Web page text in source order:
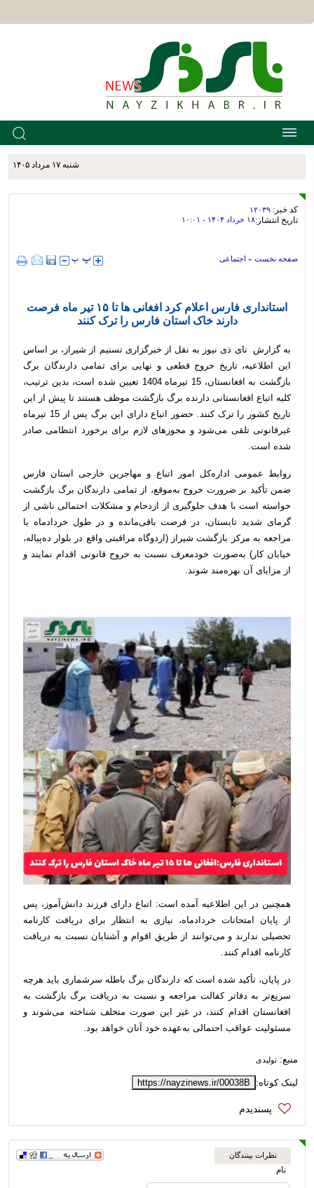
شنبه ۱۷ مرداد ۱۴۰۵
کد خبر: ۱۲۰۳۹
تاریخ انتشار:۱۸ خرداد ۱۴۰۴ - ۱۰:۰۱
صفحه نخست » اجتماعی
استانداری فارس اعلام کرد افغانی ها تا ۱۵ تیر ماه فرصت
دارند خاک استان فارس را ترک کنند
به گزارش نای ذی نیوز به نقل از خبرگزاری تسنیم از شیراز، بر اساس
این اطلاعیه، تاریخ خروج قطعی و نهایی برای تمامی دارندگان برگ
بازگشت به افغانستان، 15 تیرماه 1404 تعیین شده است، بدین ترتیب،
کلیه اتباع افغانستانی دارنده برگ بازگشت موظف هستند تا پیش از این
تاریخ کشور را ترک کنند. حضور اتباع دارای این برگ پس از 15 تیرماه
غیرقانونی تلقی می‌شود و مجوزهای لازم برای برخورد انتظامی صادر
شده است.
روابط عمومی اداره‌کل امور اتباع و مهاجرین خارجی استان فارس
ضمن تأکید بر ضرورت خروج به‌موقع، از تمامی دارندگان برگ بازگشت
خواسته است با هدف جلوگیری از ازدحام و مشکلات احتمالی ناشی از
گرمای شدید تابستان، در فرصت باقی‌مانده و در طول خردادماه با
مراجعه به مرکز بازگشت شیراز (اردوگاه مراقبتی واقع در بلوار ده‌پیاله،
خیابان کار) به‌صورت خودمعرف نسبت به خروج قانونی اقدام نمایند و
از مزایای آن بهره‌مند شوند.
همچنین در این اطلاعیه آمده است: اتباع دارای فرزند دانش‌آموز، پس
از پایان امتحانات خردادماه، نیازی به انتظار برای دریافت کارنامه
تحصیلی ندارند و می‌توانند از طریق اقوام و آشنایان نسبت به دریافت
کارنامه اقدام کنند.
در پایان، تأکید شده است که دارندگان برگ باطله سرشماری باید هرچه
سریع‌تر به دفاتر کفالت مراجعه و نسبت به دریافت برگ بازگشت به
افغانستان اقدام کنند، در غیر این صورت متخلف شناخته می‌شوند و
مسئولیت عواقب احتمالی به‌عهده خود آنان خواهد بود.
منبع: تولیدی
لینک کوتاه: https://nayzinews.ir/00038B
نظرات بینندگان
نام